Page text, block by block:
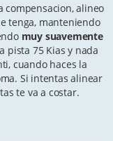
compensacion, alineo
tenga, manteniendo
muy suavemente
pista 75 Kias y nada
cuando haces la
Si intentas alinear
te va a costar.